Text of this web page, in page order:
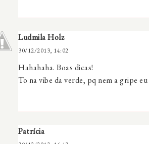
Ludmila Holz
30/12/2013, 14:02
Hahahaha. Boas dicas!
To na vibe da verde, pq nem a gripe
Patrícia